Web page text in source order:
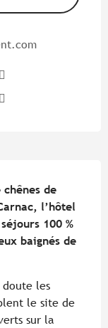
de
l’hôtel
100 %
baignés de
doute les
le site de
sur la